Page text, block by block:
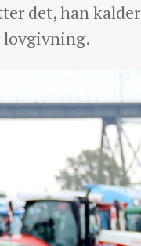
det, han kalder
lovgivning.